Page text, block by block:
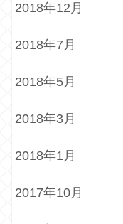
2018年12月
2018年7月
2018年5月
2018年3月
2018年1月
2017年10月